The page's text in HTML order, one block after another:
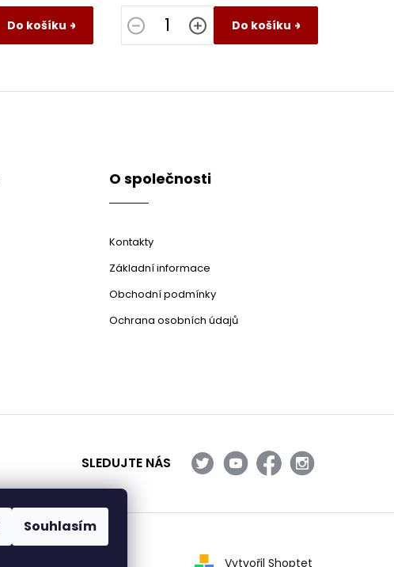
Souhlasím
Do košíku Do košíku
O společnosti
Kontakty
Základní informace
Obchodní podmínky
Ochrana osobních údajů
SLEDUJTE NÁS
Vytvořil Shoptet